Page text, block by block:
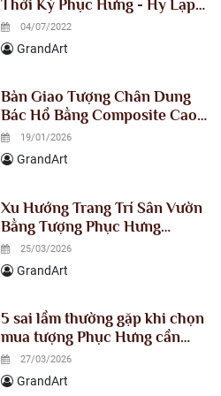
Thời Kỳ Phục Hưng - Hy Lạp
Cổ Đại Nổi Tiếng Nhất Trên
Thế Giới
04/07/2022
GrandArt
Bàn Giao Tượng Chân Dung
Bác Hồ Bằng Composite Cao
1m5 Cho Tỉnh Ủy Lào Cai
19/01/2026
GrandArt
Xu Hướng Trang Trí Sân Vườn
Bằng Tượng Phục Hưng
Composite trong năm 2026
25/03/2026
GrandArt
5 sai lầm thường gặp khi chọn
mua tượng Phục Hưng cần
tránh ngay để không “tiền mất
tật mang
27/03/2026
GrandArt